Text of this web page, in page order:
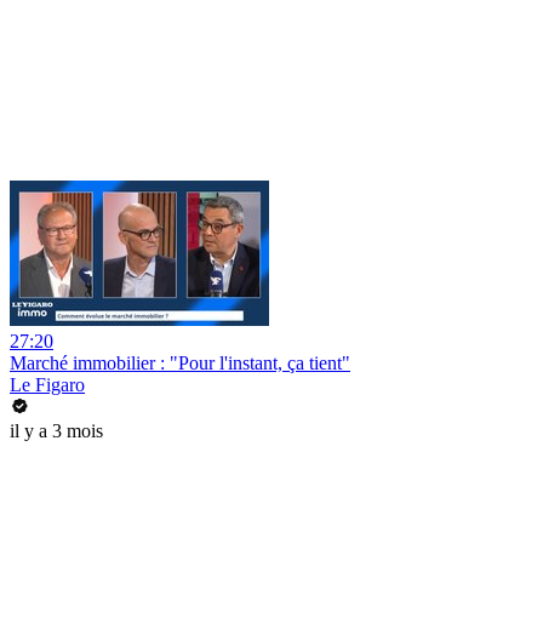
27:20
Marché immobilier : "Pour l'instant, ça tient"
Le Figaro
il y a 3 mois